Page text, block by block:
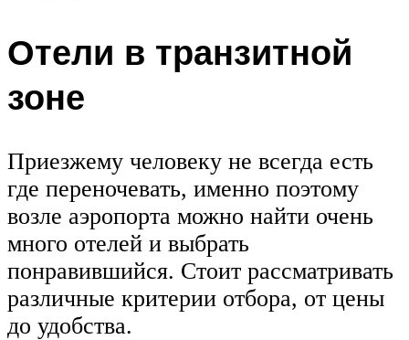
Отели в транзитной
зоне
Приезжему человеку не всегда есть
где переночевать, именно поэтому
возле аэропорта можно найти очень
много отелей и выбрать
понравившийся. Стоит рассматривать
различные критерии отбора, от цены
до удобства.